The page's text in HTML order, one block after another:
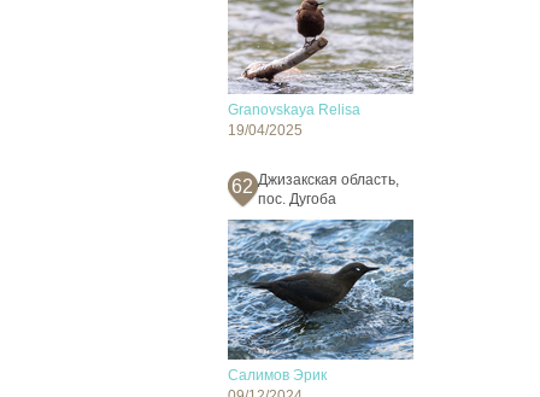
Granovskaya Relisa
19/04/2025
62 Джизакская область,
пос. Дугоба
Салимов Эрик